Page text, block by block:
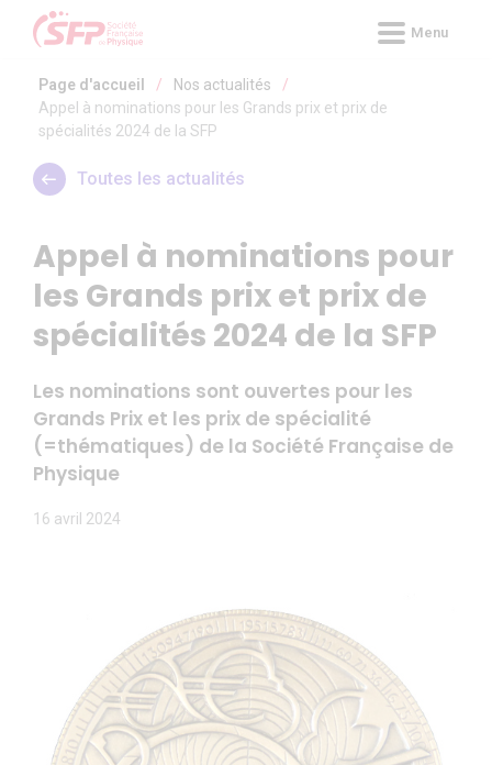
Panneau de gestion des cookies
Menu
Page d'accueil / Nos actualités
/
Appel à nominations pour les Grands prix et prix de
spécialités 2024 de la SFP
Toutes les actualités
Appel à nominations pour
les Grands prix et prix de
spécialités 2024 de la SFP
Les nominations sont ouvertes pour les
Grands Prix et les prix de spécialité
(=thématiques) de la Société Française de
Physique
16 avril 2024